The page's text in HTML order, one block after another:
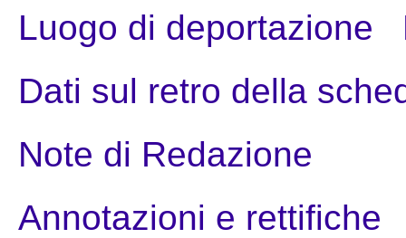
Luogo di deportazione
Dati sul retro della
Note di Redazione
Annotazioni e rettifiche